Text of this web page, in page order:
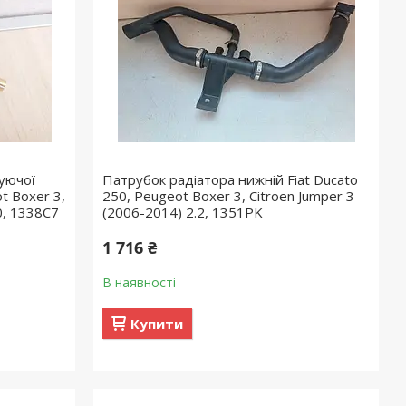
Boxer 3,
1338C7
Патрубок радіатора нижній Fiat Ducato
250, Peugeot Boxer 3, Citroen Jumper 3
(2006-2014) 2.2, 1351PK
1 716 ₴
В наявності
Купити